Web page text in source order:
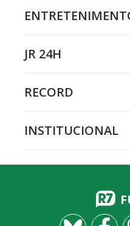
JR 24H
RECORD
INSTITUCIONAL